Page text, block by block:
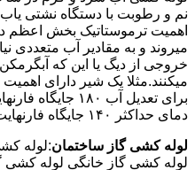
نم و رطوبت با دستگاه نشتی
اهمیت ترموستاتیک بخش اعظم
میروند و به مقادیر آب متعددی
خروجی از دیگ یا این که آبگرمکن
میکنند.مثلا یک شیر دارای
برای تعدیل آب
دمای حداکثر ۱۴۰ جایگاه فارنهایت به کار میرود.
لوله کشی گاز ساختمان:لوله
لوله کشی گاز خانگی لوله کشی